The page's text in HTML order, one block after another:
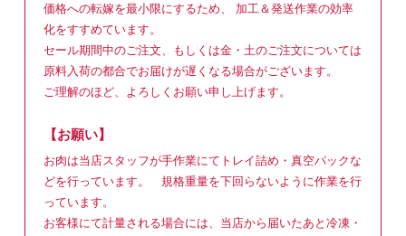
価格への転嫁を最小限にするため、 加工＆発送作業の効率
化をすすめています。
セール期間中のご注文、もしくは金・土のご注文については
原料入荷の都合でお届けが遅くなる場合がございます。
ご理解のほど、よろしくお願い申し上げます。
【お願い】
お肉は当店スタッフが手作業にてトレイ詰め・真空パックな
どを行っています。 規格重量を下回らないように作業を行
っています。
お客様にて計量される場合には、当店から届いたあと冷凍・